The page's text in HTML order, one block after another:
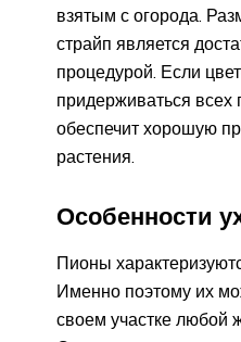
взятым с огорода.
страйп является
процедурой. Если
придерживаться всех
обеспечит хорошую
растения.
Особенности
Пионы
Именно поэтому их
своем участке любой